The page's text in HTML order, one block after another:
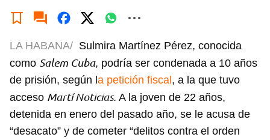
LA HABANA/ Sulmira Martínez Pérez, conocida
como Salem Cuba, podría ser condenada a 10 años
de prisión, según l a petición fiscal , a la que tuvo
acceso Martí Noticias. A la joven de 22 años,
detenida en enero del pasado año, se le acusa de
“desacato” y de cometer “delitos contra el orden